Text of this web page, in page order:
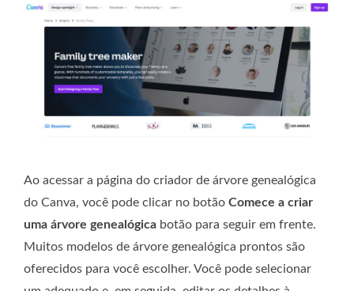
Ao acessar a página do criador de árvore genealógica
do Canva, você pode clicar no botão Comece a criar
uma árvore genealógica botão para seguir em frente.
Muitos modelos de árvore genealógica prontos são
oferecidos para você escolher. Você pode selecionar